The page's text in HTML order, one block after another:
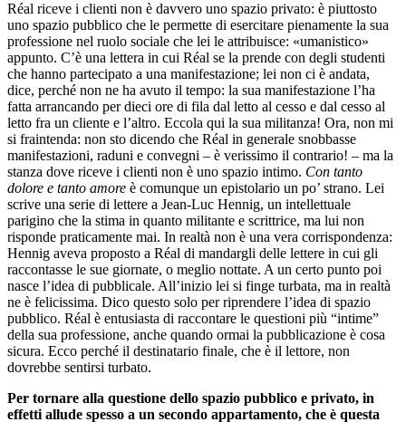
Réal riceve i clienti non è davvero uno spazio privato: è piuttosto
uno spazio pubblico che le permette di esercitare pienamente la sua
professione nel ruolo sociale che lei le attribuisce: «umanistico»
appunto. C’è una lettera in cui Réal se la prende con degli studenti
che hanno partecipato a una manifestazione; lei non ci è andata,
dice, perché non ne ha avuto il tempo: la sua manifestazione l’ha
fatta arrancando per dieci ore di fila dal letto al cesso e dal cesso al
letto fra un cliente e l’altro. Eccola qui la sua militanza! Ora, non mi
si fraintenda: non sto dicendo che Réal in generale snobbasse
manifestazioni, raduni e convegni – è verissimo il contrario! – ma la
stanza dove riceve i clienti non è uno spazio intimo. Con tanto
dolore e tanto amore è comunque un epistolario un po’ strano. Lei
scrive una serie di lettere a Jean-Luc Hennig, un intellettuale
parigino che la stima in quanto militante e scrittrice, ma lui non
risponde praticamente mai. In realtà non è una vera corrispondenza:
Hennig aveva proposto a Réal di mandargli delle lettere in cui gli
raccontasse le sue giornate, o meglio nottate. A un certo punto poi
nasce l’idea di pubblicale. All’inizio lei si finge turbata, ma in realtà
ne è felicissima. Dico questo solo per riprendere l’idea di spazio
pubblico. Réal è entusiasta di raccontare le questioni più “intime”
della sua professione, anche quando ormai la pubblicazione è cosa
sicura. Ecco perché il destinatario finale, che è il lettore, non
dovrebbe sentirsi turbato.
Per tornare alla questione dello spazio pubblico e privato, in
effetti allude spesso a un secondo appartamento, che è questa